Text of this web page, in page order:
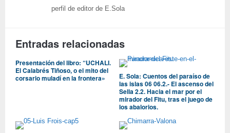
perfil de editor de E.Sola
Entradas relacionadas
Presentación del libro: “UCHALI.
El Calabrés Tiñoso, o el mito del
corsario muladí en la frontera»
E. Sola: Cuentos del paraíso de
las islas 06 06.2.- El ascenso del
Sella 2.2. Hacia el mar por el
mirador del Fitu, tras el juego de
los abalorios.